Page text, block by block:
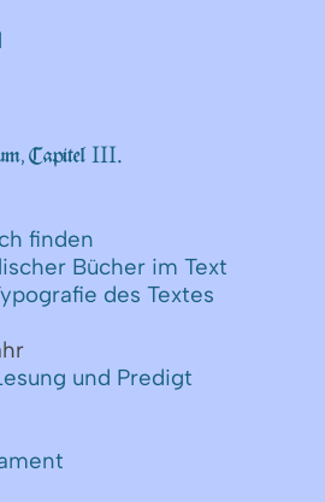
Capitel III.
finden
Bücher im Text
des Textes
und Predigt